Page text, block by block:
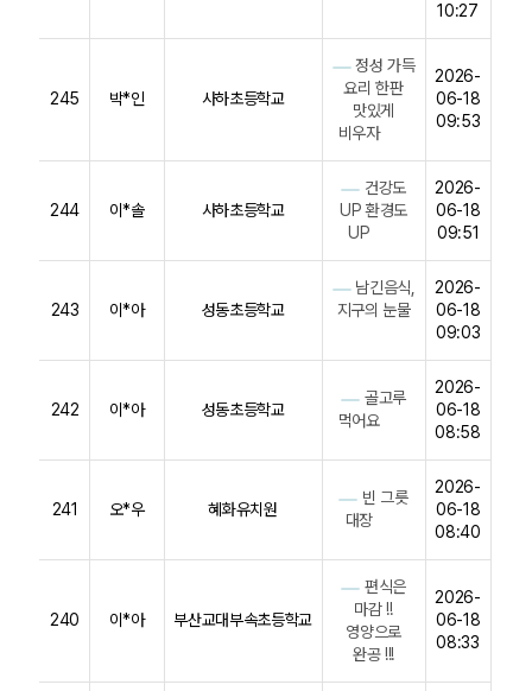
10:27
245 박*인 사하초등학교
정성 가득
요리 한판
맛있게
비우자
2026-
06-18
09:53
244 이*솔 사하초등학교
건강도
UP 환경도
UP
2026-
06-18
09:51
243 이*아 성동초등학교
남긴음식,
지구의 눈물
2026-
06-18
09:03
242 이*아 성동초등학교
골고루
먹어요
2026-
06-18
08:58
241 오*우 혜화유치원
빈 그릇
대장
2026-
06-18
08:40
240 이*아 부산교대부속초등학교
편식은
마감 !!
영양으로
완공 !!!
2026-
06-18
08:33